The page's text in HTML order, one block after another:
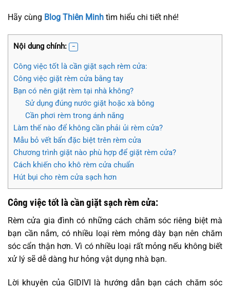
Hãy cùng Blog Thiên Minh tìm hiểu chi tiết nhé!
Nội dung chính:
Công việc tốt là cần giặt sạch rèm cửa:
Công việc giặt rèm cửa bằng tay
Bạn có nên giặt rèm tại nhà không?
Sử dụng đúng nước giặt hoặc xà bông
Cần phơi rèm trong ánh nắng
Làm thế nào để không cần phải ủi rèm cửa?
Mẫu bỏ vết bẩn đặc biệt trên rèm cửa
Chương trình giặt nào phù hợp để giặt rèm cửa?
Cách khiến cho khô rèm cửa chuẩn
Hút bụi cho rèm cửa sạch hơn
Công việc tốt là cần giặt sạch rèm cửa:
Rèm cửa gia đình có những cách chăm sóc riêng biệt mà
bạn cần nắm, có nhiều loại rèm mỏng dày bạn nên chăm
sóc cẩn thận hơn. Vì có nhiều loại rất mỏng nếu không biết
xử lý sẽ dễ dàng hư hỏng vật dụng nhà bạn.
Lời khuyên của GIDIVI là hướng dẫn bạn cách chăm sóc